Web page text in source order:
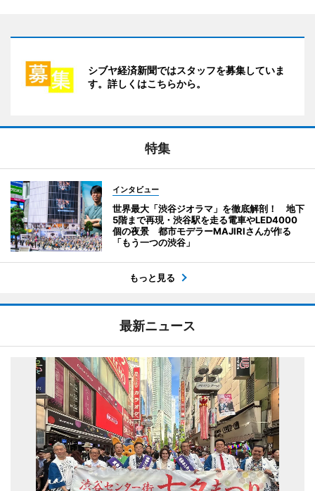
シブヤ経済新聞ではスタッフを募集していま
す。詳しくはこちらから。
特集
インタビュー
世界最大「渋谷ジオラマ」を徹底解剖！ 地下
5階まで再現・渋谷駅を走る電車やLED4000
個の夜景 都市モデラーMAJIRIさんが作る
「もう一つの渋谷」
もっと見る
最新ニュース